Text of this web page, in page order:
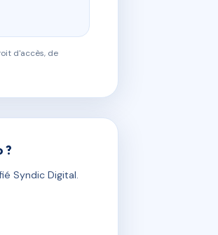
d'accès, de
?
Syndic Digital.